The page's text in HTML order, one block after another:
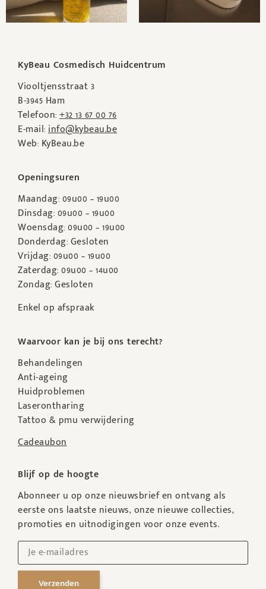
KyBeau Cosmedisch Huidcentrum
Viooltjensstraat 3
B-3945 Ham
Telefoon:+32 13 67 00 76
E-mail:info@kybeau.be
Web: KyBeau.be
Openingsuren
Maandag: 09u00 – 19u00
Dinsdag: 09u00 – 19u00
Woensdag: 09u00 – 19u00
Donderdag: Gesloten
Vrijdag: 09u00 – 19u00
Zaterdag: 09u00 – 14u00
Zondag: Gesloten
Enkel op afspraak
Waarvoor kan je bij ons terecht?
Behandelingen
Anti-ageing
Huidproblemen
Laserontharing
Tattoo & pmu verwijdering
Cadeaubon
Blijf op de hoogte
Abonneer u op onze nieuwsbrief en ontvang als
eerste ons laatste nieuws, onze nieuwe collecties,
promoties en uitnodigingen voor onze events.
Verzenden